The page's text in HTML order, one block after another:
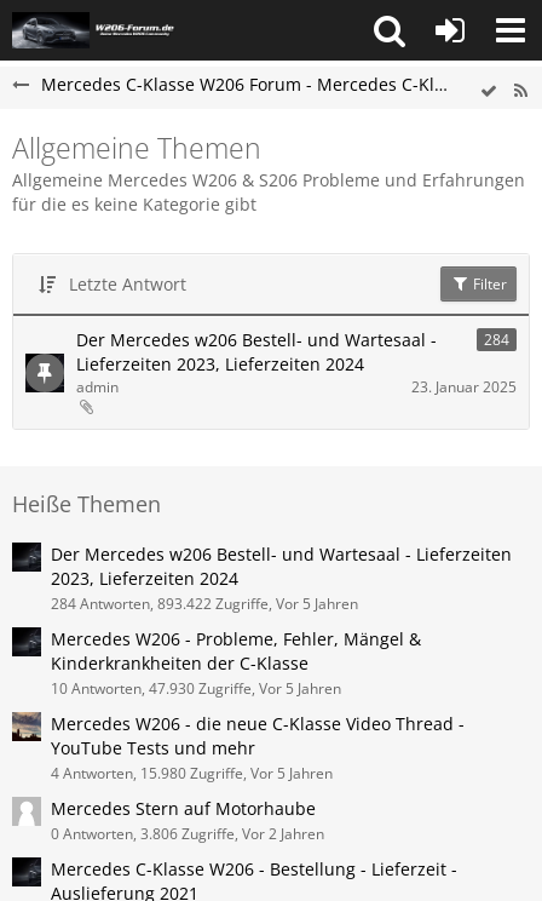
Mercedes C-Klasse W206 Forum - Mercedes C-Klasse S206 Forum
Allgemeine Themen
Allgemeine Mercedes W206 & S206 Probleme und Erfahrungen
für die es keine Kategorie gibt
Letzte Antwort Filter
Der Mercedes w206 Bestell- und Wartesaal -
Lieferzeiten 2023, Lieferzeiten 2024
284
admin 23. Januar 2025
Heiße Themen
Der Mercedes w206 Bestell- und Wartesaal - Lieferzeiten
2023, Lieferzeiten 2024
284 Antworten, 893.422 Zugriffe, Vor 5 Jahren
Mercedes W206 - Probleme, Fehler, Mängel &
Kinderkrankheiten der C-Klasse
10 Antworten, 47.930 Zugriffe, Vor 5 Jahren
Mercedes W206 - die neue C-Klasse Video Thread -
YouTube Tests und mehr
4 Antworten, 15.980 Zugriffe, Vor 5 Jahren
Mercedes Stern auf Motorhaube
0 Antworten, 3.806 Zugriffe, Vor 2 Jahren
Mercedes C-Klasse W206 - Bestellung - Lieferzeit -
Auslieferung 2021